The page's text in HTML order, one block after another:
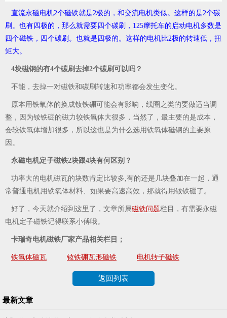
直流永磁电机2个磁铁就是2极的，和交流电机类似。这样的是2个碳
刷。也有四极的，那么就需要四个碳刷，125摩托车的启动电机多数是
四个磁铁，四个碳刷。也就是四极的。这样的电机比2极的转速低，扭
矩大。
4块磁钢的有4个碳刷去掉2个碳刷可以吗？
不能，去掉一对磁铁和碳刷转速和功率都会发生变化。
原本用铁氧体的换成钕铁硼可能会有影响，线圈之类的要做适当调
整，因为钕铁硼的磁力较铁氧体大很多，当然了，最主要的是成本，
会较铁氧体增加很多，所以这也是为什么选用铁氧体磁钢的主要原
因。
永磁电机定子磁铁2块跟4块有何区别？
功率大的电机磁瓦的块数肯定比较多,有的还是几块叠加在一起，通
常普通电机用铁氧体材料、如果要高速高效，那就得用钕铁硼了。
好了，今天就介绍到这里了，文章所属磁铁问题栏目，有需要永磁
电机定子磁铁记得联系小傅哦。
卡瑞奇电机磁铁厂家产品相关栏目；
铁氧体磁瓦 钕铁硼瓦形磁铁 电机转子磁铁
返回列表
最新文章